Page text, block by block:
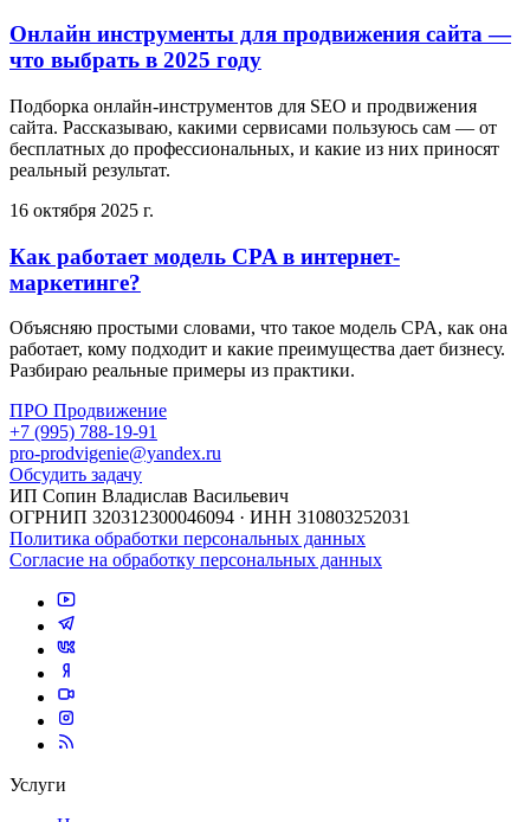
Онлайн инструменты для продвижения сайта —
что выбрать в 2025 году
Подборка онлайн-инструментов для SEO и продвижения
сайта. Рассказываю, какими сервисами пользуюсь сам — от
бесплатных до профессиональных, и какие из них приносят
реальный результат.
16 октября 2025 г.
Как работает модель CPA в интернет-
маркетинге?
Объясняю простыми словами, что такое модель CPA, как она
работает, кому подходит и какие преимущества дает бизнесу.
Разбираю реальные примеры из практики.
ПРО Продвижение
+7 (995) 788-19-91
pro-prodvigenie@yandex.ru
Обсудить задачу
ИП Сопин Владислав Васильевич
ОГРНИП 320312300046094 · ИНН 310803252031
Политика обработки персональных данных
Согласие на обработку персональных данных
Услуги